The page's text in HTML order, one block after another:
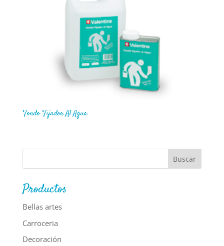
Fondo Fijador Al Agua
Productos
Bellas artes
Carroceria
Decoración